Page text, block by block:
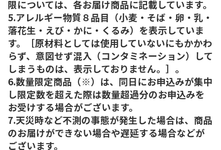
限については、各お届け商品に記載しています。
5.アレルギー物質８品目（小麦・そば・卵・乳・
落花生・えび・かに・くるみ）を表示していま
す。［原材料としては使用していないにもかかわ
らず、意図せず混入（コンタミネーション）して
しまうものは、表示しておりません。］。
6.数量限定商品（※）は、同日にお申込みが集中
し限定数を超えた際は数量超過分のお申込みを
お受けする場合がございます。
7.天災時など不測の事態が発生した場合は、商品
のお届けができない場合や遅延する場合などが
ございます。